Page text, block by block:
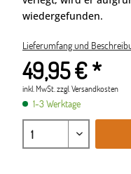
wiedergefunden.
Lieferumfang und
49,95 € *
inkl. MwSt.zzgl. Versandkosten
1-3 Werktage